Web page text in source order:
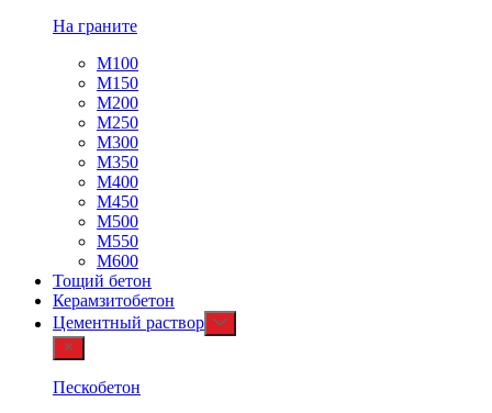
На граните
М100
М150
М200
М250
М300
М350
М400
М450
М500
М550
М600
Тощий бетон
Керамзитобетон
Цементный раствор
Пескобетон